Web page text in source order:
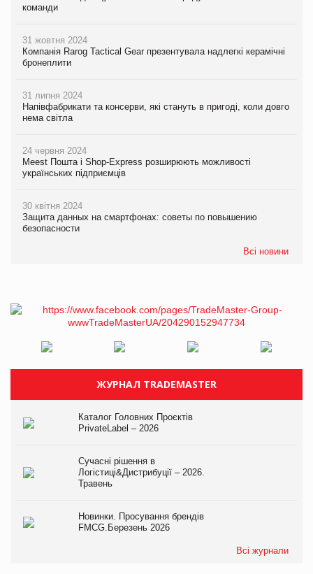
команди
31 жовтня 2024
Компанія Rarog Tactical Gear презентувала надлегкі керамічні
бронеплити
31 липня 2024
Напівфабрикати та консерви, які стануть в пригоді, коли довго
нема світла
24 червня 2024
Meest Пошта і Shop-Express розширюють можливості
українських підприємців
30 квітня 2024
Защита данных на смартфонах: советы по повышению
безопасности
Всі новини
ЖУРНАЛ TRADEMASTER
Каталог Головних Проєктів
PrivateLabel – 2026
Сучасні рішення в
Логістиці&Дистрибуції – 2026.
Травень
Новинки. Просування брендів
FMCG.Березень 2026
Всі журнали